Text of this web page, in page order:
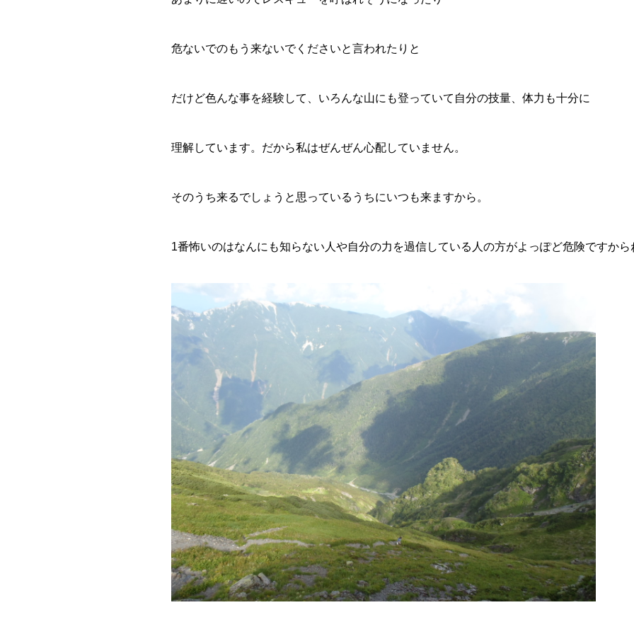
危ないでのもう来ないでくださいと言われたりと
だけど色んな事を経験して、いろんな山にも登っていて自分の技量、体力も十分に
理解しています。だから私はぜんぜん心配していません。
そのうち来るでしょうと思っているうちにいつも来ますから。
1番怖いのはなんにも知らない人や自分の力を過信している人の方がよっぽど危険ですから